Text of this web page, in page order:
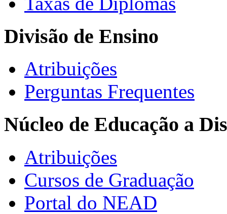
Divisão de Ensino
Atribuições
Perguntas Frequentes
Núcleo de Educação a
Atribuições
Cursos de Graduação
Portal do NEAD